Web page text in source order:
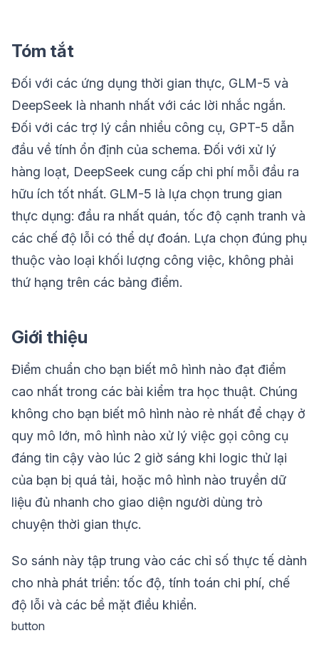
Tóm tắt
Đối với các ứng dụng thời gian thực, GLM-5 và
DeepSeek là nhanh nhất với các lời nhắc ngắn.
Đối với các trợ lý cần nhiều công cụ, GPT-5 dẫn
đầu về tính ổn định của schema. Đối với xử lý
hàng loạt, DeepSeek cung cấp chi phí mỗi đầu ra
hữu ích tốt nhất. GLM-5 là lựa chọn trung gian
thực dụng: đầu ra nhất quán, tốc độ cạnh tranh và
các chế độ lỗi có thể dự đoán. Lựa chọn đúng phụ
thuộc vào loại khối lượng công việc, không phải
thứ hạng trên các bảng điểm.
Giới thiệu
Điểm chuẩn cho bạn biết mô hình nào đạt điểm
cao nhất trong các bài kiểm tra học thuật. Chúng
không cho bạn biết mô hình nào rẻ nhất để chạy ở
quy mô lớn, mô hình nào xử lý việc gọi công cụ
đáng tin cậy vào lúc 2 giờ sáng khi logic thử lại
của bạn bị quá tải, hoặc mô hình nào truyền dữ
liệu đủ nhanh cho giao diện người dùng trò
chuyện thời gian thực.
So sánh này tập trung vào các chỉ số thực tế dành
cho nhà phát triển: tốc độ, tính toán chi phí, chế
độ lỗi và các bề mặt điều khiển.
button